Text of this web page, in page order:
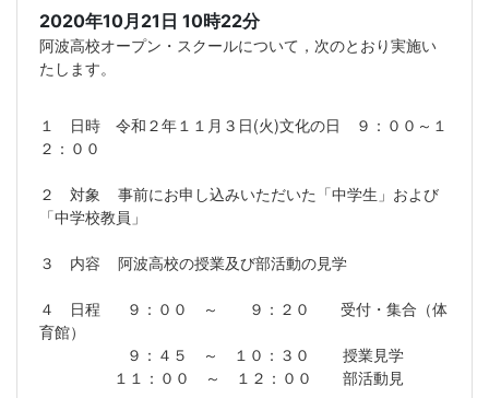
2020年10月21日 10時22分
阿波高校オープン・スクールについて，次のとおり実施い
たします。
１ 日時 令和２年１１月３日(火)文化の日 ９：００～１
２：００
２ 対象 事前にお申し込みいただいた「中学生」および
「中学校教員」
３ 内容 阿波高校の授業及び部活動の見学
４ 日程 ９：００ ～ ９：２０ 受付・集合（体
育館）
９：４５ ～ １０：３０ 授業見学
１１：００ ～ １２：００ 部活動見